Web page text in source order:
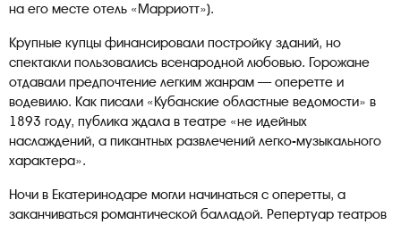
на его месте отель «Марриотт»).
Крупные купцы финансировали постройку зданий, но
спектакли пользовались всенародной любовью. Горожане
отдавали предпочтение легким жанрам — оперетте и
водевилю. Как писали «Кубанские областные ведомости» в
1893 году, публика ждала в театре «не идейных
наслаждений, а пикантных развлечений легко-музыкального
характера».
Ночи в Екатеринодаре могли начинаться с оперетты, а
заканчиваться романтической балладой. Репертуар театров